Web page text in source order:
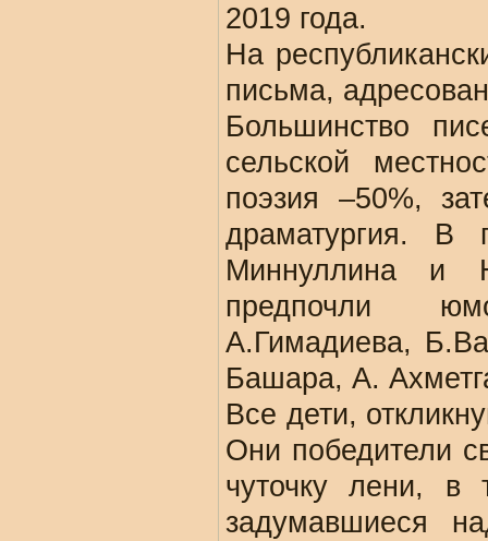
2019 года.
На
письма,
Большинство
сельской
поэзия –50%,
драматургия. В
Миннуллина и
предпочли
А.Гимадиева,
Башара, А.
Все дети,
Они победители
чуточку лени, в
задумавшиеся